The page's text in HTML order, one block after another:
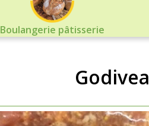
Boulangerie pâtisserie